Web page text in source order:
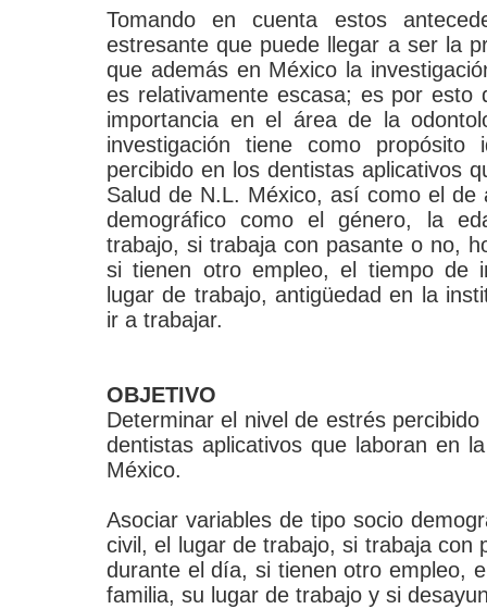
Tomando en cuenta estos
estresante que puede llegar a ser la
que además en México la
es relativamente escasa; es por esto
importancia en el área de la
investigación tiene como
percibido en los dentistas aplicativos
Salud de N.L. México, así como el de
demográfico como el género, la
trabajo, si trabaja con pasante o no,
si tienen otro empleo, el tiempo de
lugar de trabajo, antigüedad en la
ir a trabajar.
OBJETIVO
Determinar el nivel de estrés
dentistas aplicativos que laboran en
México.
Asociar variables de tipo socio
civil, el lugar de trabajo, si trabaja con
durante el día, si tienen otro empleo,
familia, su lugar de trabajo y si